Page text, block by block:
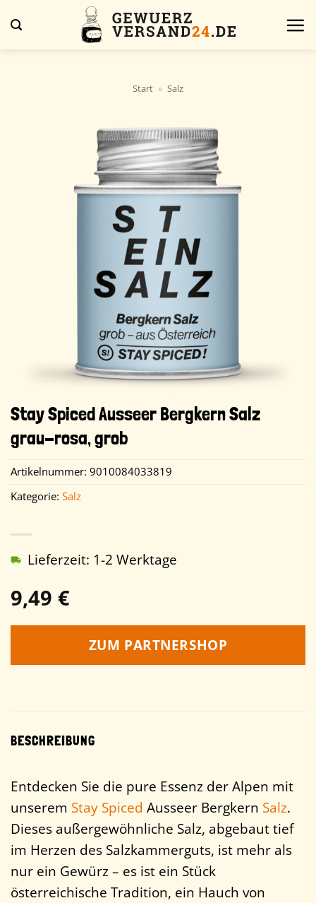
Inhalt
Start » Salz
Stay Spiced Ausseer Bergkern Salz
grau-rosa, grob
9,49 €
Lieferzeit: 1-2 Werktage
ZUM PARTNERSHOP
Artikelnummer: 9010084033819
Kategorie: Salz
BESCHREIBUNG
Entdecken Sie die pure Essenz der Alpen mit
unserem Stay Spiced Ausseer Bergkern Salz.
Dieses außergewöhnliche Salz, abgebaut tief
im Herzen des Salzkammerguts, ist mehr als
nur ein Gewürz – es ist ein Stück
österreichische Tradition, ein Hauch von